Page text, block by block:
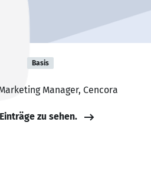
Basis
Manager, Cencora
zu sehen.